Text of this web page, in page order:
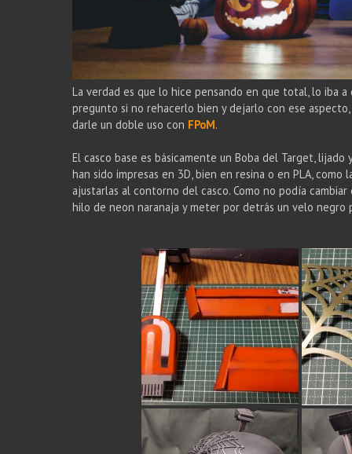
La verdad es que lo hice pensando en que total, lo iba
pregunto si no rehacerlo bien y dejarlo con ese
darle un doble uso con FPoM.
El casco base es básicamente un Boba del Target,
han sido impresas en 3D, bien en resina o en PLA,
ajustarlas al contorno del casco. Como no podía
hilo de neon naranaja y meter por detrás un velo negro